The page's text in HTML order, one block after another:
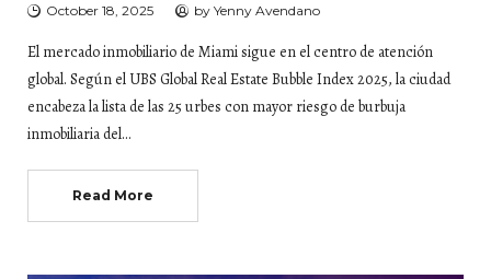
October 18, 2025 by Yenny Avendano
El mercado inmobiliario de Miami sigue en el centro de atención
global. Según el UBS Global Real Estate Bubble Index 2025, la ciudad
encabeza la lista de las 25 urbes con mayor riesgo de burbuja
inmobiliaria del…
Read More